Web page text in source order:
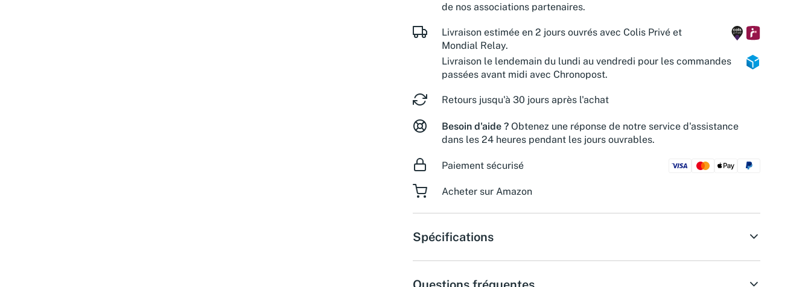
de nos associations partenaires.
Livraison estimée en 2 jours ouvrés avec Colis Privé et
Mondial Relay.
Livraison le lendemain du lundi au vendredi pour les commandes
passées avant midi avec Chronopost.
Retours jusqu'à 30 jours après l'achat
Besoin d'aide ? Obtenez une réponse de notre service d'assistance
dans les 24 heures pendant les jours ouvrables.
Paiement sécurisé
Acheter sur Amazon
Spécifications